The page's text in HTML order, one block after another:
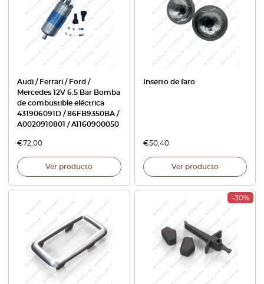
Audi / Ferrari / Ford /
Mercedes 12V 6.5 Bar Bomba
de combustible eléctrica
431906091D / 86FB9350BA /
A0020910801 / A1160900050
€72,00
Ver producto
Inserto de faro
€50,40
Ver producto
-30%